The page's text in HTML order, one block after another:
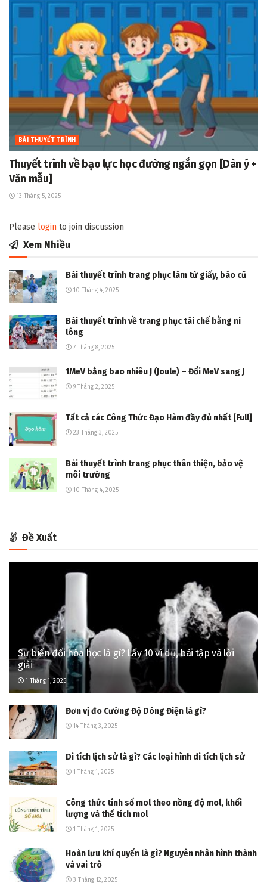
BÀI THUYẾT TRÌNH
Thuyết trình về bạo lực học đường ngắn gọn [Dàn ý +
Văn mẫu]
13 Tháng 5, 2025
Please login to join discussion
Xem Nhiều
Bài thuyết trình trang phục làm từ giấy, báo cũ
10 Tháng 4, 2025
Bài thuyết trình về trang phục tái chế bằng ni
lông
7 Tháng 8, 2025
1MeV bằng bao nhiêu J (Joule) – Đổi MeV sang J
9 Tháng 2, 2025
Tất cả các Công Thức Đạo Hàm đầy đủ nhất [Full]
23 Tháng 3, 2025
Bài thuyết trình trang phục thân thiện, bảo vệ
môi trường
10 Tháng 4, 2025
Đề Xuất
Sự biến đổi hóa học là gì? Lấy 10 ví dụ, bài tập và lời
giải
1 Tháng 1, 2025
Đơn vị đo Cường Độ Dòng Điện là gì?
14 Tháng 3, 2025
Di tích lịch sử là gì? Các loại hình di tích lịch sử
1 Tháng 1, 2025
Công thức tính số mol theo nồng độ mol, khối
lượng và thể tích mol
1 Tháng 1, 2025
Hoàn lưu khí quyển là gì? Nguyên nhân hình thành
và vai trò
3 Tháng 12, 2025